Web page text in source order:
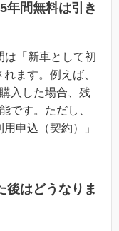
年間無料は引き
は「新車として初
ます。例えば、
入した場合、残
です。ただし、
申込（契約）」
後はどうなりま